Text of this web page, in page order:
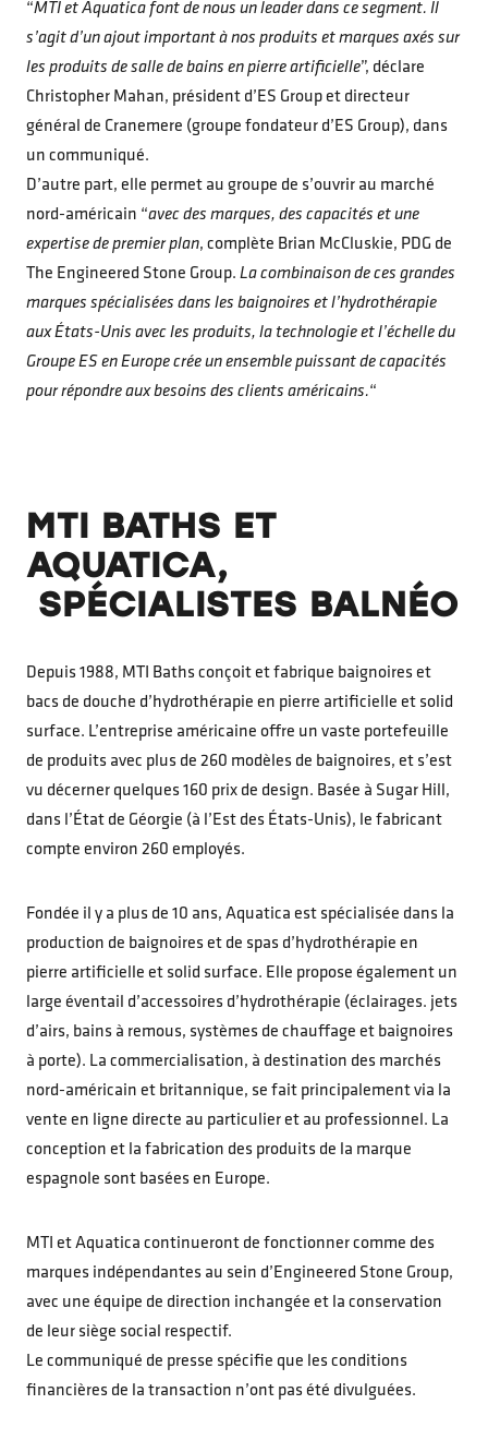
“MTI et Aquatica font de nous un leader dans ce segment. Il
s’agit d’un ajout important à nos produits et marques axés sur
les produits de salle de bains en pierre artificielle”, déclare
Christopher Mahan, président d’ES Group et directeur
général de Cranemere (groupe fondateur d’ES Group), dans
un communiqué.
D’autre part, elle permet au groupe de s’ouvrir au marché
nord-américain “avec des marques, des capacités et une
expertise de premier plan, complète Brian McCluskie, PDG de
The Engineered Stone Group. La combinaison de ces grandes
marques spécialisées dans les baignoires et l’hydrothérapie
aux États-Unis avec les produits, la technologie et l’échelle du
Groupe ES en Europe crée un ensemble puissant de capacités
pour répondre aux besoins des clients américains.“
MTI BATHS ET
AQUATICA,
SPÉCIALISTES BALNÉO
Depuis 1988, MTI Baths conçoit et fabrique baignoires et
bacs de douche d’hydrothérapie en pierre artificielle et solid
surface. L’entreprise américaine offre un vaste portefeuille
de produits avec plus de 260 modèles de baignoires, et s’est
vu décerner quelques 160 prix de design. Basée à Sugar Hill,
dans l’État de Géorgie (à l’Est des États-Unis), le fabricant
compte environ 260 employés.
Fondée il y a plus de 10 ans, Aquatica est spécialisée dans la
production de baignoires et de spas d’hydrothérapie en
pierre artificielle et solid surface. Elle propose également un
large éventail d’accessoires d’hydrothérapie (éclairages. jets
d’airs, bains à remous, systèmes de chauffage et baignoires
à porte). La commercialisation, à destination des marchés
nord-américain et britannique, se fait principalement via la
vente en ligne directe au particulier et au professionnel. La
conception et la fabrication des produits de la marque
espagnole sont basées en Europe.
MTI et Aquatica continueront de fonctionner comme des
marques indépendantes au sein d’Engineered Stone Group,
avec une équipe de direction inchangée et la conservation
de leur siège social respectif.
Le communiqué de presse spécifie que les conditions
financières de la transaction n’ont pas été divulguées.